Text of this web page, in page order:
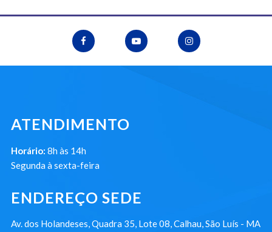
ATENDIMENTO
Horário: 8h às 14h
Segunda à sexta-feira
ENDEREÇO SEDE
Av. dos Holandeses, Quadra 35, Lote 08, Calhau, São Luís - MA